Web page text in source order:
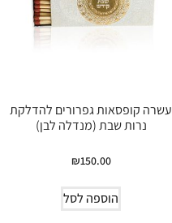
עשרה קופסאות גפרורים להדלקת
נרות שבת (מנדלה לבן)
₪150.00
הוספה לסל